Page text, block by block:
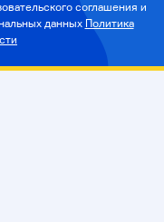
соглашения и
данных Политика